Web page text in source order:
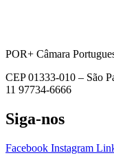
POR+ Câmara
CEP 01333-010 – São
11 97734-6666
Siga-nos
Facebook Instagram